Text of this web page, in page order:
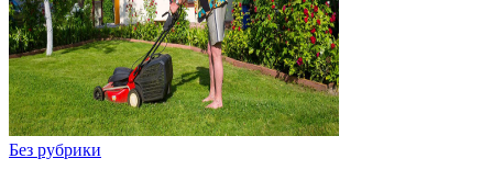
Без рубрики